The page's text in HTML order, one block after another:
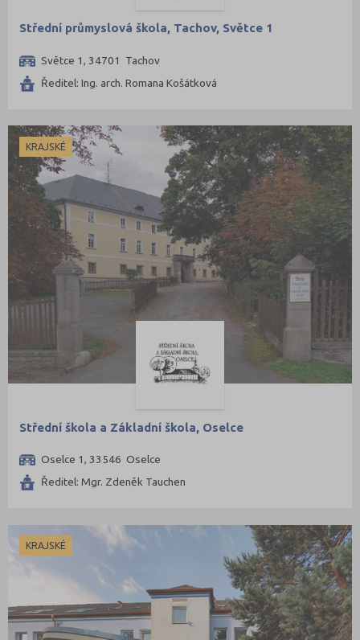
Střední průmyslová škola, Tachov, Světce 1
Světce 1, 34701 Tachov
Ředitel: Ing. arch. Romana Košátková
KRAJSKÉ
Střední škola a Základní škola, Oselce
Oselce 1, 33546 Oselce
Ředitel: Mgr. Zdeněk Tauchen
KRAJSKÉ